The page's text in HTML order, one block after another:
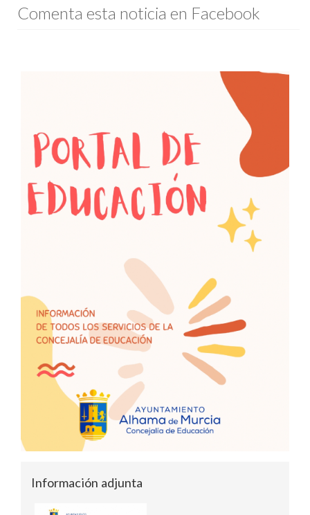
Comenta esta noticia en Facebook
Información adjunta